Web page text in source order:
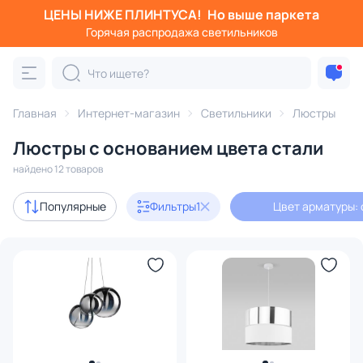
ЦЕНЫ НИЖЕ ПЛИНТУСА! Но выше паркета
Горячая распродажа светильников
Главная Интернет-магазин Светильники Люстры
Люстры с основанием цвета стали
найдено 12 товаров
Популярные Фильтры1 Цвет арматуры:
Фильтры
Категория:
подвесные потолочные светодиодные на штанге
Акции 3
Дизайнерский свет 1
В наличии 6